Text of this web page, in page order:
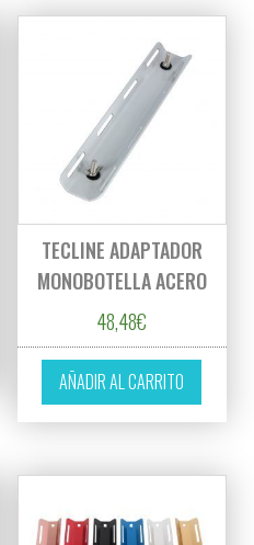
TECLINE ADAPTADOR
MONOBOTELLA ACERO
48,48€
AÑADIR AL CARRITO